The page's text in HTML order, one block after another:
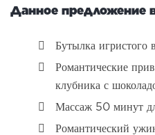
Данное предложение
Бутылка игристого
Романтические
клубника с
Массаж 50 минут
Романтический